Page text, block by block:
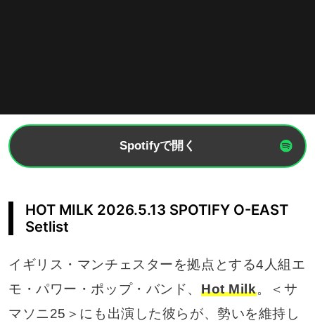
Spotifyで開く
HOT MILK 2026.5.13 SPOTIFY O-EAST
Setlist
イギリス・マンチェスターを拠点とする4人組エ
モ・パワー・ポップ・バンド、 Hot Milk。＜サ
マソニ25＞にも出演した彼らが、勢いを維持し